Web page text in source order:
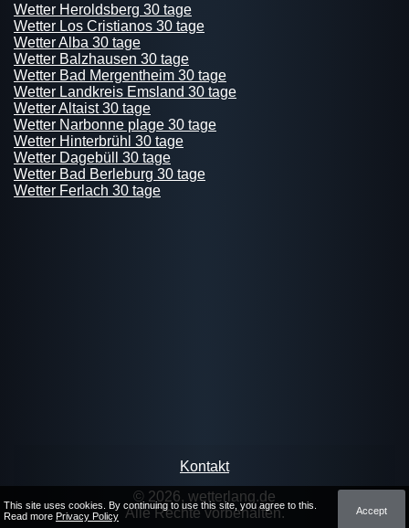
Wetter Heroldsberg 30 tage
Wetter Los Cristianos 30 tage
Wetter Alba 30 tage
Wetter Balzhausen 30 tage
Wetter Bad Mergentheim 30 tage
Wetter Landkreis Emsland 30 tage
Wetter Altaist 30 tage
Wetter Narbonne plage 30 tage
Wetter Hinterbrühl 30 tage
Wetter Dagebüll 30 tage
Wetter Bad Berleburg 30 tage
Wetter Ferlach 30 tage
Kontakt
© 2026, wetterlang.de
Alle Rechte vorbehalten.
This site uses cookies. By continuing to use this site, you agree to this.
Read more Privacy Policy Accept